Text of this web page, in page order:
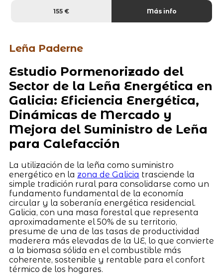
155 € Más info
Leña Paderne
Estudio Pormenorizado del
Sector de la Leña Energética en
Galicia: Eficiencia Energética,
Dinámicas de Mercado y
Mejora del Suministro de Leña
para Calefacción
La utilización de la leña como suministro
energético en la zona de Galicia trasciende la
simple tradición rural para consolidarse como un
fundamento fundamental de la economía
circular y la soberanía energética residencial.
Galicia, con una masa forestal que representa
aproximadamente el 50% de su territorio,
presume de una de las tasas de productividad
maderera más elevadas de la UE, lo que convierte
a la biomasa sólida en el combustible más
coherente, sostenible y rentable para el confort
térmico de los hogares.